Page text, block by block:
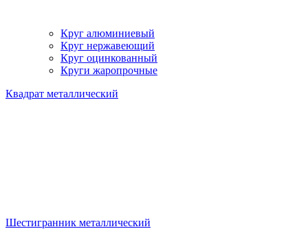
Круг алюминиевый
Круг нержавеющий
Круг оцинкованный
Круги жаропрочные
Квадрат металлический
Шестигранник металлический